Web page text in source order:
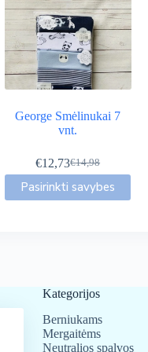
George Smėlinukai 7
vnt.
€14,98
Original
price
€12,73Current
price
Pasirinkti savybes
This
product
be
on
the
Kategorijos
Berniukams
Mergaitėms
Neutralios spalvos